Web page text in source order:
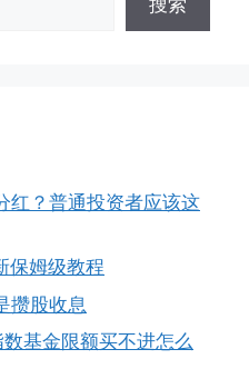
红？普通投资者应该这
保姆级教程
攒股收息
基金限额买不进怎么